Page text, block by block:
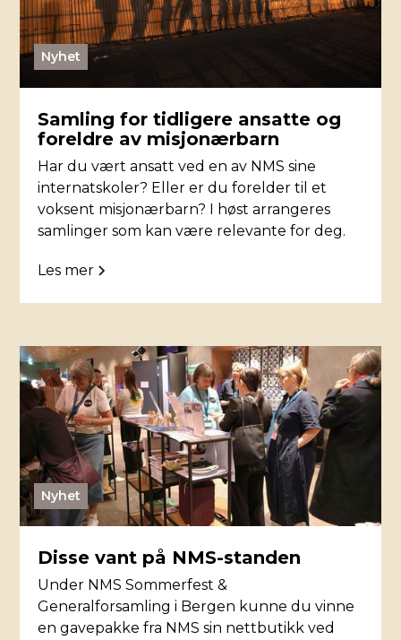
Nyhet
Samling for tidligere ansatte og
foreldre av misjonærbarn
Har du vært ansatt ved en av NMS sine
internatskoler? Eller er du forelder til et
voksent misjonærbarn? I høst arrangeres
samlinger som kan være relevante for deg.
Les mer
Nyhet
Disse vant på NMS-standen
Under NMS Sommerfest &
Generalforsamling i Bergen kunne du vinne
en gavepakke fra NMS sin nettbutikk ved